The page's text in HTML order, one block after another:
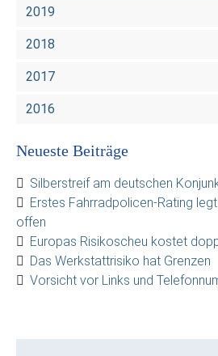
2019
2018
2017
2016
Neueste Beiträge
Silberstreif am deutschen
Erstes Fahrradpolicen-Rating
offen
Europas Risikoscheu kostet
Das Werkstattrisiko hat Grenzen
Vorsicht vor Links und